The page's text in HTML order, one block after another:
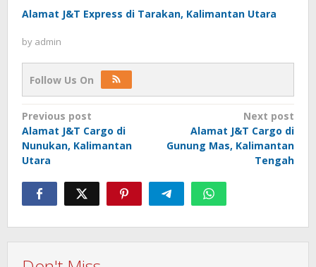
Alamat J&T Express di Tarakan, Kalimantan Utara
by admin
Follow Us On
Post
navigation
Previous post
Alamat J&T Cargo di
Nunukan, Kalimantan
Utara
Next post
Alamat J&T Cargo di
Gunung Mas, Kalimantan
Tengah